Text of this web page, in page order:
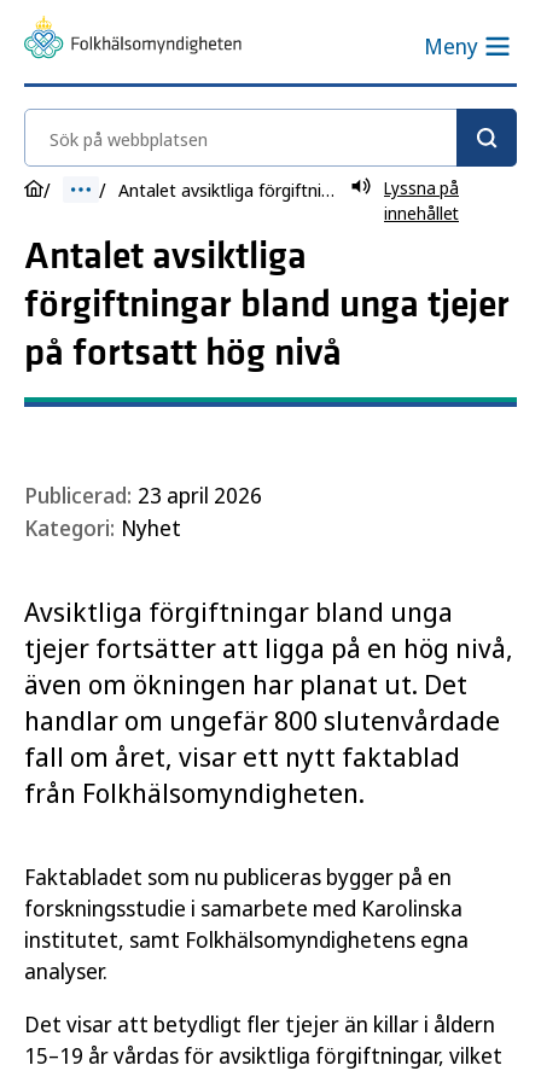
Meny
Sök på webbplatsen
Antalet avsiktliga förgiftningar bland unga tjejer på fortsatt hög nivå
Lyssna på
innehållet
Antalet avsiktliga
förgiftningar bland unga tjejer
på fortsatt hög nivå
Publicerad: 23 april 2026
Kategori: Nyhet
Avsiktliga förgiftningar bland unga
tjejer fortsätter att ligga på en hög nivå,
även om ökningen har planat ut. Det
handlar om ungefär 800 slutenvårdade
fall om året, visar ett nytt faktablad
från Folkhälsomyndigheten.
Faktabladet som nu publiceras bygger på en
forskningsstudie i samarbete med Karolinska
institutet, samt Folkhälsomyndighetens egna
analyser.
Det visar att betydligt fler tjejer än killar i åldern
15–19 år vårdas för avsiktliga förgiftningar, vilket